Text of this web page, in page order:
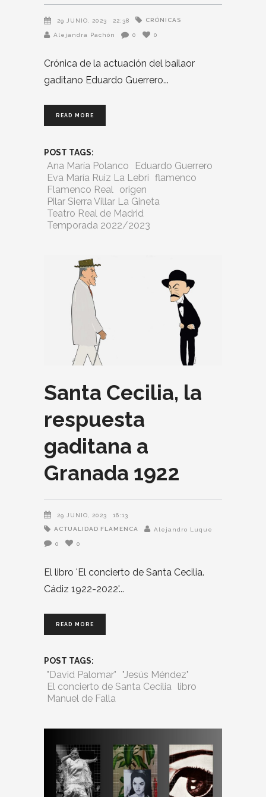
29 JUNIO, 2023 22:38 CRÓNICAS
Alejandra Pachón 0 0
Crónica de la actuación del bailaor
gaditano Eduardo Guerrero
READ MORE
POST TAGS:
Ana María Polanco
Eduardo Guerrero
Eva María Ruiz La Lebri flamenco
Flamenco Real
origen
Pilar Sierra Villar La Gineta
Teatro Real de Madrid
Temporada 2022/2023
Santa Cecilia, la
respuesta
gaditana a
Granada 1922
29 JUNIO, 2023 16:13
ACTUALIDAD FLAMENCA Alejandro Luque
0 0
El libro 'El concierto de Santa Cecilia.
Cádiz 1922-2022'
READ MORE
POST TAGS:
"David Palomar"
"Jesús Méndez"
El concierto de Santa Cecilia
libro
Manuel de Falla